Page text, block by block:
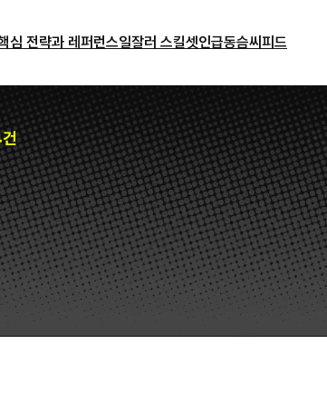
심 전략과 레퍼런스일잘러 스킬셋인급동슴씨피드